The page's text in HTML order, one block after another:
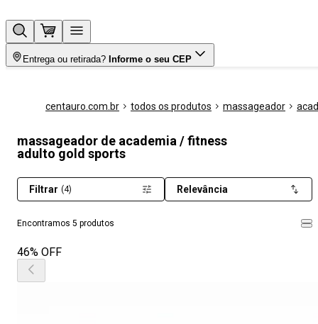
Entrega ou retirada? Informe o seu CEP
centauro.com.br todos os produtos massageador
massageador de academia / fitness
adulto gold sports
Encontramos 5 produtos
Filtrar (4) Relevância
46% OFF